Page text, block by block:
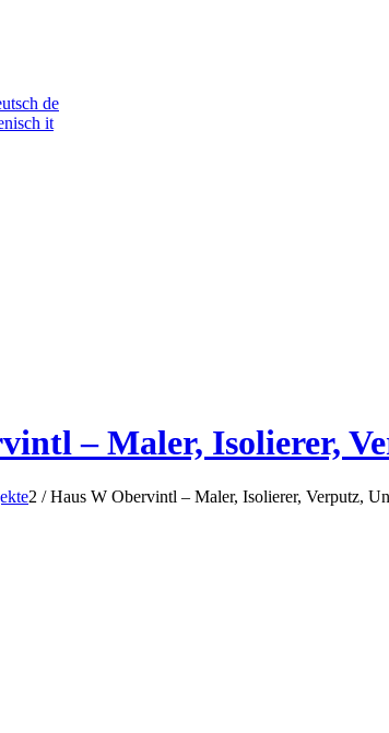
de
it
– Maler, Isolierer,
2 / Haus W Obervintl – Maler, Isolierer, Verputz,